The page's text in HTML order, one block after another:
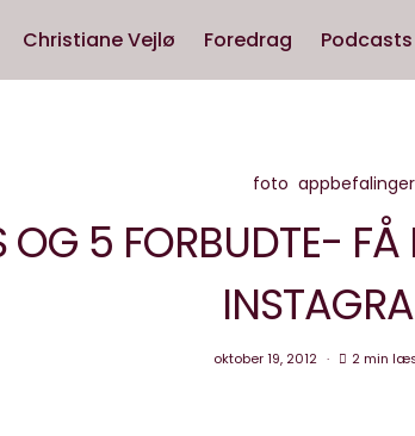
Christiane Vejlø Foredrag Podcasts
foto appbefalinger
OG 5 FORBUDTE- FÅ
oktober 19, 2012 2 min